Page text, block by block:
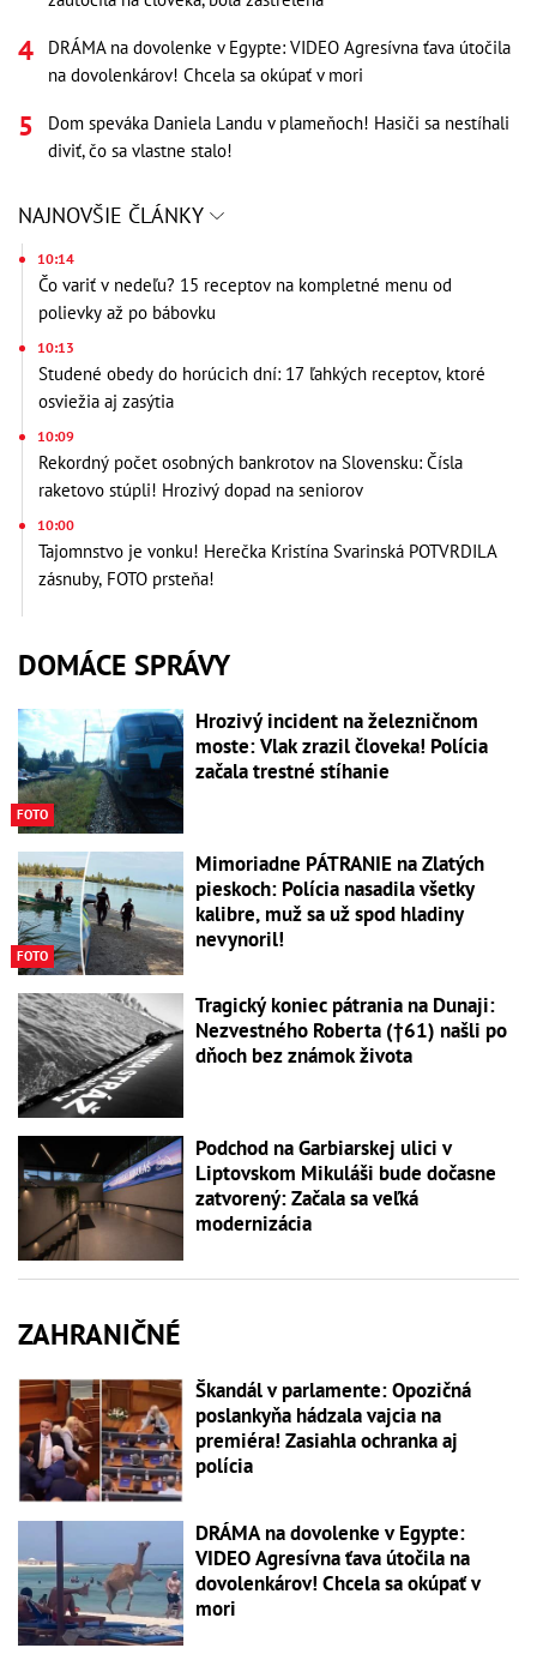
DRÁMA na dovolenke v Egypte: VIDEO Agresívna ťava útočila
na dovolenkárov! Chcela sa okúpať v mori
Dom speváka Daniela Landu v plameňoch! Hasiči sa nestíhali
diviť, čo sa vlastne stalo!
NAJNOVŠIE ČLÁNKY
10:14
Čo variť v nedeľu? 15 receptov na kompletné menu od
polievky až po bábovku
10:13
Studené obedy do horúcich dní: 17 ľahkých receptov, ktoré
osviežia aj zasýtia
10:09
Rekordný počet osobných bankrotov na Slovensku: Čísla
raketovo stúpli! Hrozivý dopad na seniorov
10:00
Tajomnstvo je vonku! Herečka Kristína Svarinská POTVRDILA
zásnuby, FOTO prsteňa!
DOMÁCE SPRÁVY
FOTO
Hrozivý incident na železničnom
moste: Vlak zrazil človeka! Polícia
začala trestné stíhanie
FOTO
Mimoriadne PÁTRANIE na Zlatých
pieskoch: Polícia nasadila všetky
kalibre, muž sa už spod hladiny
nevynoril!
Tragický koniec pátrania na Dunaji:
Nezvestného Roberta (†61) našli po
dňoch bez známok života
Podchod na Garbiarskej ulici v
Liptovskom Mikuláši bude dočasne
zatvorený: Začala sa veľká
modernizácia
ZAHRANIČNÉ
Škandál v parlamente: Opozičná
poslankyňa hádzala vajcia na
premiéra! Zasiahla ochranka aj
polícia
DRÁMA na dovolenke v Egypte:
VIDEO Agresívna ťava útočila na
dovolenkárov! Chcela sa okúpať v
mori